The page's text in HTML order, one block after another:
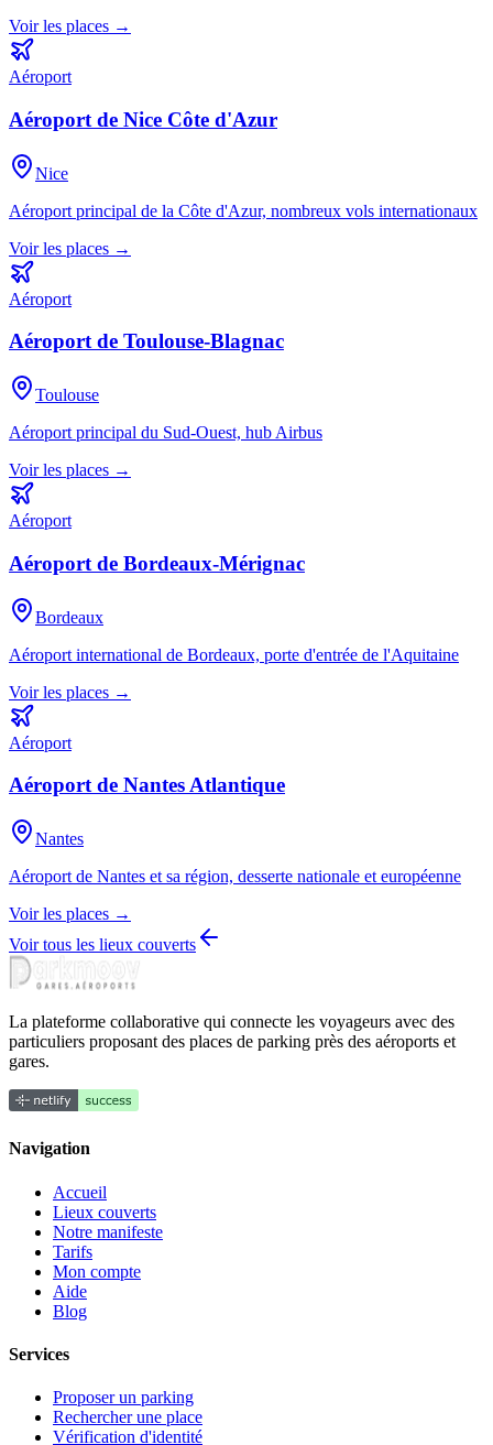
Voir les places →
Aéroport
Aéroport de Nice Côte d'Azur
Nice
Aéroport principal de la Côte d'Azur, nombreux vols internationaux
Voir les places →
Aéroport
Aéroport de Toulouse-Blagnac
Toulouse
Aéroport principal du Sud-Ouest, hub Airbus
Voir les places →
Aéroport
Aéroport de Bordeaux-Mérignac
Bordeaux
Aéroport international de Bordeaux, porte d'entrée de l'Aquitaine
Voir les places →
Aéroport
Aéroport de Nantes Atlantique
Nantes
Aéroport de Nantes et sa région, desserte nationale et européenne
Voir les places →
Voir tous les lieux couverts
La plateforme collaborative qui connecte les voyageurs avec des
particuliers proposant des places de parking près des aéroports et
gares.
Navigation
Accueil
Lieux couverts
Notre manifeste
Tarifs
Mon compte
Aide
Blog
Services
Proposer un parking
Rechercher une place
Vérification d'identité